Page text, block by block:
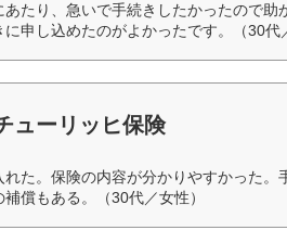
あたり、急いで手続きしたかったので
に申し込めたのがよかったです。（30代
ューリッヒ保険
れた。保険の内容が分かりやすかった
償もある。（30代／女性）